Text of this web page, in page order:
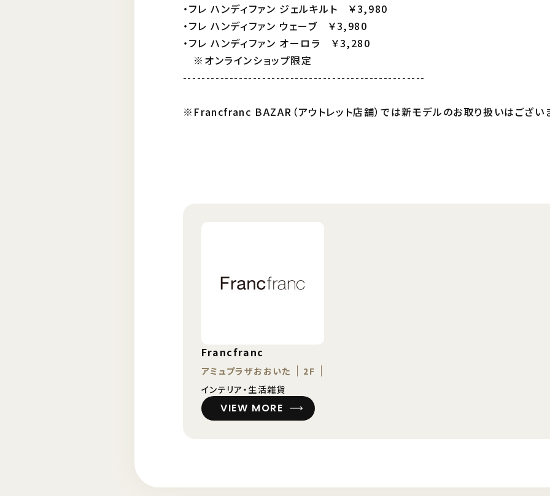
・フレ ハンディファン ジェルキルト ￥3,980
・フレ ハンディファン ウェーブ ￥3,980
・フレ ハンディファン オーロラ ￥3,280
※オンラインショップ限定
----------------------------------------------------
※Francfranc BAZAR（アウトレット店舗）では新モデルのお取り扱いはござい
Francfranc
アミュプラザおおいた
2F
インテリア・生活雑貨
VIEW MORE